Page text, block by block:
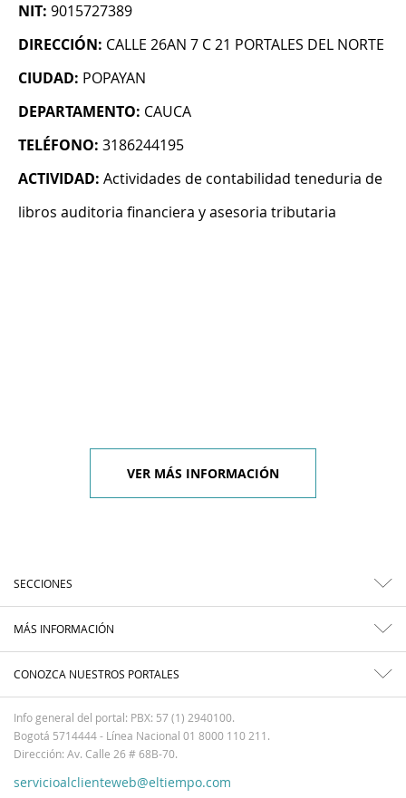
NIT: 9015727389
DIRECCIÓN: CALLE 26AN 7 C 21 PORTALES DEL NORTE
CIUDAD: POPAYAN
DEPARTAMENTO: CAUCA
TELÉFONO: 3186244195
ACTIVIDAD: Actividades de contabilidad teneduria de
libros auditoria financiera y asesoria tributaria
VER MÁS INFORMACIÓN
SECCIONES
MÁS INFORMACIÓN
CONOZCA NUESTROS PORTALES
Info general del portal: PBX: 57 (1) 2940100.
Bogotá 5714444 - Línea Nacional 01 8000 110 211.
Dirección: Av. Calle 26 # 68B-70.
servicioalclienteweb@eltiempo.com